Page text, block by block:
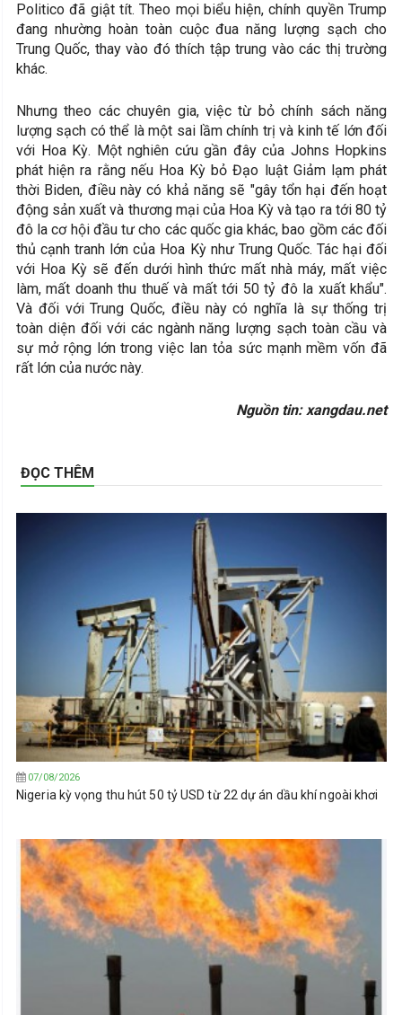
Politico đã giật tít. Theo mọi biểu hiện, chính quyền Trump
đang nhường hoàn toàn cuộc đua năng lượng sạch cho
Trung Quốc, thay vào đó thích tập trung vào các thị trường
khác.
Nhưng theo các chuyên gia, việc từ bỏ chính sách năng
lượng sạch có thể là một sai lầm chính trị và kinh tế lớn đối
với Hoa Kỳ. Một nghiên cứu gần đây của Johns Hopkins
phát hiện ra rằng nếu Hoa Kỳ bỏ Đạo luật Giảm lạm phát
thời Biden, điều này có khả năng sẽ "gây tổn hại đến hoạt
động sản xuất và thương mại của Hoa Kỳ và tạo ra tới 80 tỷ
đô la cơ hội đầu tư cho các quốc gia khác, bao gồm các đối
thủ cạnh tranh lớn của Hoa Kỳ như Trung Quốc. Tác hại đối
với Hoa Kỳ sẽ đến dưới hình thức mất nhà máy, mất việc
làm, mất doanh thu thuế và mất tới 50 tỷ đô la xuất khẩu".
Và đối với Trung Quốc, điều này có nghĩa là sự thống trị
toàn diện đối với các ngành năng lượng sạch toàn cầu và
sự mở rộng lớn trong việc lan tỏa sức mạnh mềm vốn đã
rất lớn của nước này.
Nguồn tin: xangdau.net
ĐỌC THÊM
07/08/2026
Nigeria kỳ vọng thu hút 50 tỷ USD từ 22 dự án dầu khí ngoài khơi